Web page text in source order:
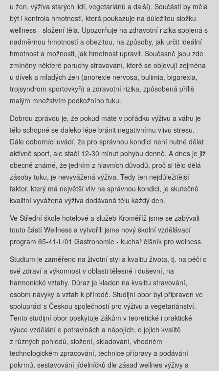
u žen, výživa starých lidí, vegetariánů a další). Součástí by měla
být i kontrola hmotnosti, která poukazuje na důležitou složku
wellness - složení těla. Upozorňuje na zdravotní rizika spojená s
nadměrnou hmotností a obezitou, na způsoby, jak určit ideální
hmotnost a možnosti, jak hmotnost upravit. Současně jsou zde
zmíněny některé poruchy stravování, které se objevují zejména
u dívek a mladých žen (anorexie nervosa, bulimia, bigarexia,
trojsyndrom sportovkyň) a zdravotní rizika, způsobená příliš
malým množstvím podkožního tuku.
Dobrou zprávou je, že pokud máte v pořádku výživu a váhu je
tělo schopné se daleko lépe bránit negativnímu vlivu stresu.
Dále odborníci uvádí, že pro správnou kondici není nutné dělat
aktivně sport, ale stačí 12-30 minut pohybu denně. A dnes je již
obecně známé, že jedním z hlavních důvodů, proč si tělo dělá
zásoby tuku, je nevyvážená výživa. Tedy ten nejdůležitější
faktor, který má největší vliv na správnou kondici, je skutečně
kvalitní vyvážená výživa dodávaná tělu každý den.
Ve Střední škole hotelové a služeb Kroměříž jsme se zabývali
touto částí Wellness a vytvořili jsme nový školní vzdělávací
program 65-41-L/01 Gastronomie - kuchař číšník pro welness.
Studium je zaměřeno na životní styl a kvalitu života, tj. na péči o
své zdraví a výkonnost v oblasti tělesné i duševní, na
harmonické vztahy. Důraz je kladen na kvalitu stravování,
osobní návyky a vztah k přírodě. Studijní obor byl připraven ve
spolupráci s Českou společností pro výživu a vegetariánství.
Tento studijní obor poskytuje žákům v teoretické i praktické
výuce vzdělání o potravinách a nápojích, o jejich kvalitě
z různých pohledů, složení, skladování, vhodném
technologickém zpracování, technice přípravy a podávání
pokrmů, sestavování jídelníčků dle zásad wellnes výživy a